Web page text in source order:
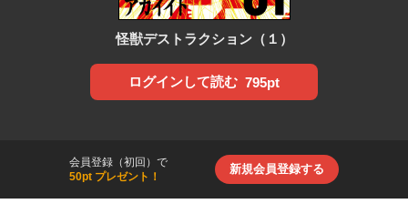
怪獣デストラクション（１）
ログインして読む 795pt
会員登録（初回）で
50pt プレゼント！
新規会員登録する